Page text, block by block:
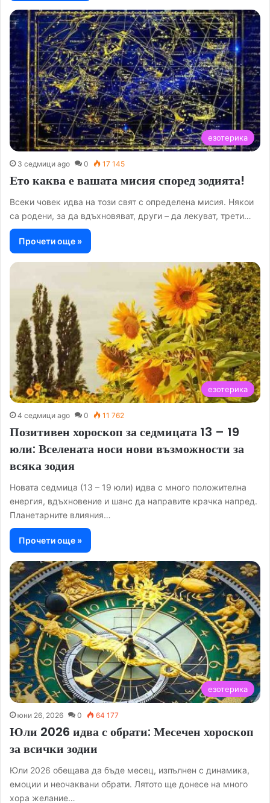
езотерика
3 седмици ago 0 17 145
Ето каква е вашата мисия според зодията!
Всеки човек идва на този свят с определена мисия. Някои
са родени, за да вдъхновяват, други – да лекуват, трети…
Прочети още »
езотерика
4 седмици ago 0 11 762
Позитивен хороскоп за седмицата 13 – 19
юли: Вселената носи нови възможности за
всяка зодия
Новата седмица (13 – 19 юли) идва с много положителна
енергия, вдъхновение и шанс да направите крачка напред.
Планетарните влияния…
Прочети още »
езотерика
юни 26, 2026 0 64 177
Юли 2026 идва с обрати: Месечен хороскоп
за всички зодии
Юли 2026 обещава да бъде месец, изпълнен с динамика,
емоции и неочаквани обрати. Лятото ще донесе на много
хора желание…